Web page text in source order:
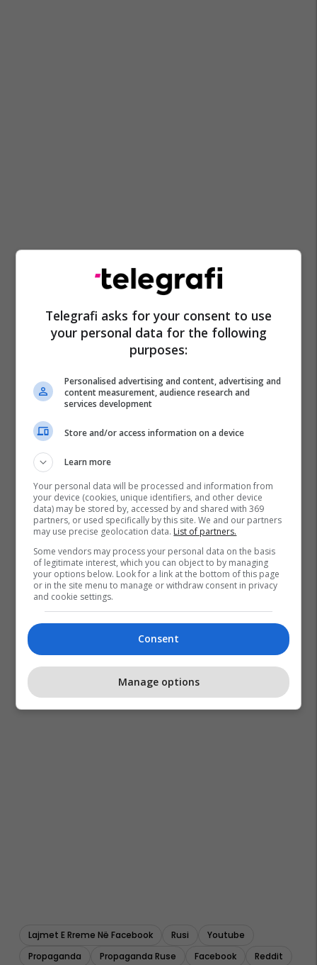
Lajmet E Rreme Në Facebook Rusi
Youtube
Propaganda
Propaganda Ruse Facebook Reddit
Telegrafi asks for your consent to use
your personal data for the following
purposes:
Personalised advertising and content, advertising and
content measurement, audience research and
services development
Store and/or access information on a device
Learn more
Your personal data will be processed and information from
your device (cookies, unique identifiers, and other device
data) may be stored by, accessed by and shared with 369
partners, or used specifically by this site. We and our partners
may use precise geolocation data. List of partners.
Some vendors may process your personal data on the basis
of legitimate interest, which you can object to by managing
your options below. Look for a link at the bottom of this page
or in the site menu to manage or withdraw consent in privacy
and cookie settings.
Consent
Manage options